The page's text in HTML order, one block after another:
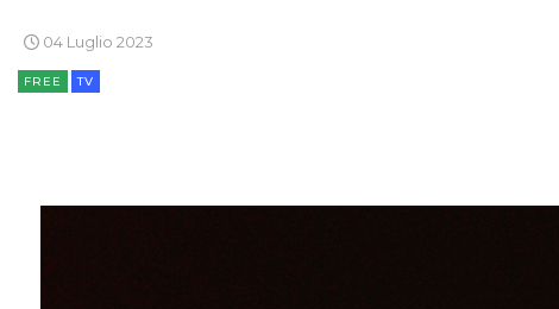
04 Luglio 2023
FREE TV